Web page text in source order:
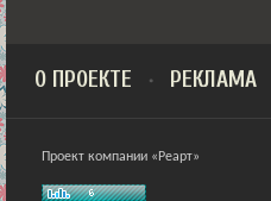
О ПРОЕКТЕ РЕКЛАМА
Проект компании «Реарт»